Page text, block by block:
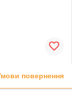
повернення